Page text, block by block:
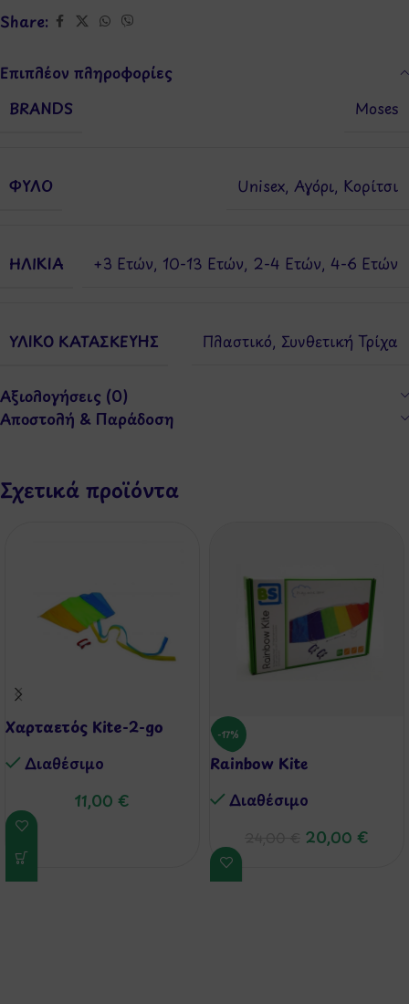
Share:
Επιπλέον πληροφορίες
BRANDS
Moses
ΦΎΛΟ Unisex, Αγόρι, Κορίτσι
ΗΛΙΚΊΑ +3 Ετών, 10-13 Ετών, 2-4 Ετών, 4-6 Ετών
ΥΛΙΚΌ ΚΑΤΑΣΚΕΥΉΣ Πλαστικό, Συνθετική Τρίχα
Αξιολογήσεις (0)
Αποστολή & Παράδοση
Σχετικά προϊόντα
Χαρταετός Kite-2-go
Διαθέσιμo
11,00 €
-17%
Rainbow Kite
Διαθέσιμo
20,00 €